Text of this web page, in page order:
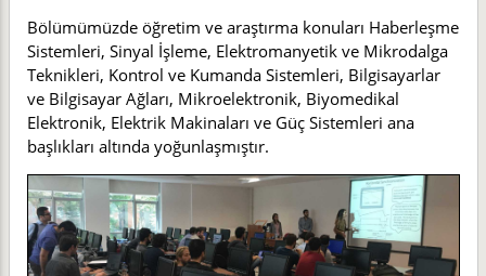
Bölümümüzde öğretim ve araştırma konuları Haberleşme
Sistemleri, Sinyal İşleme, Elektromanyetik ve Mikrodalga
Teknikleri, Kontrol ve Kumanda Sistemleri, Bilgisayarlar
ve Bilgisayar Ağları, Mikroelektronik, Biyomedikal
Elektronik, Elektrik Makinaları ve Güç Sistemleri ana
başlıkları altında yoğunlaşmıştır.